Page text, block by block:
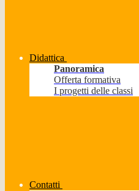
Didattica
Panoramica
Offerta formativa
I progetti delle classi
Contatti